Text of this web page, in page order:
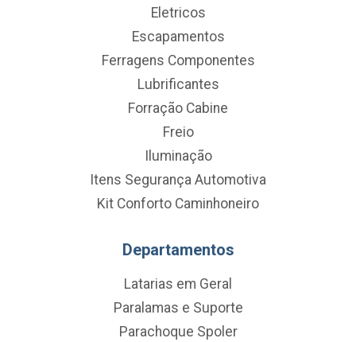
Eletricos
Escapamentos
Ferragens Componentes
Lubrificantes
Forração Cabine
Freio
Iluminação
Itens Segurança Automotiva
Kit Conforto Caminhoneiro
Departamentos
Latarias em Geral
Paralamas e Suporte
Parachoque Spoler